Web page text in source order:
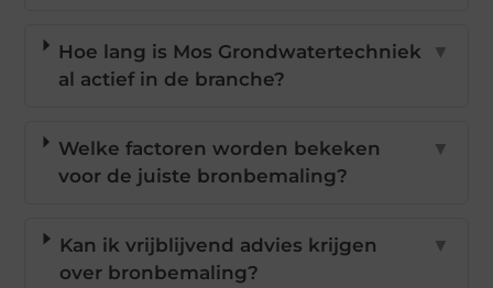
Hoe lang is Mos Grondwatertechniek
al actief in de branche?
▼
Welke factoren worden bekeken
voor de juiste bronbemaling?
▼
Kan ik vrijblijvend advies krijgen
over bronbemaling?
▼